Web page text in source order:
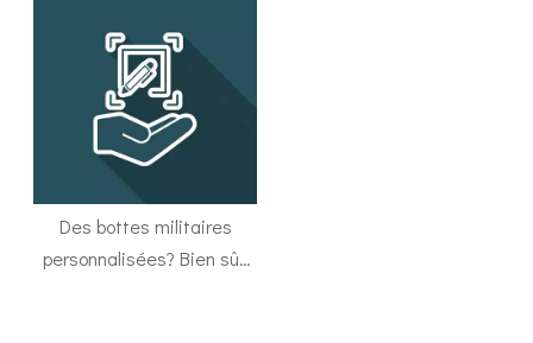
Des bottes militaires
personnalisées? Bien sûr,